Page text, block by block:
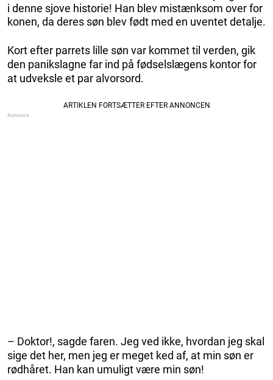
i denne sjove historie! Han blev mistænksom over for
konen, da deres søn blev født med en uventet detalje.
Kort efter parrets lille søn var kommet til verden, gik
den panikslagne far ind på fødselslægens kontor for
at udveksle et par alvorsord.
– Doktor!, sagde faren. Jeg ved ikke, hvordan jeg skal
sige det her, men jeg er meget ked af, at min søn er
rødhåret. Han kan umuligt være min søn!